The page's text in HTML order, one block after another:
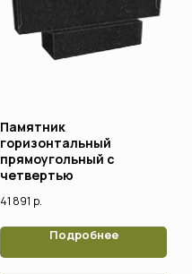
Памятник
горизонтальный
прямоугольный с
четвертью
41 891 р.
Подробнее